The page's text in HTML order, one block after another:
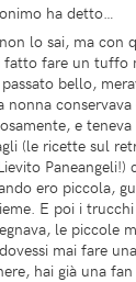
ha detto…
lo sai, ma con
fatto fare un tuffo
bello,
nonna
e
(le ricette sul
Paneangeli!)
ero piccola,
E poi i
le piccole
mai fare
hai già una